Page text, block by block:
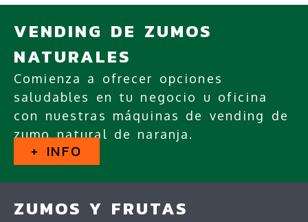
VENDING DE ZUMOS
NATURALES
Comienza a ofrecer opciones
saludables en tu negocio u oficina
con nuestras máquinas de vending de
zumo natural de naranja.
+ INFO
ZUMOS Y FRUTAS